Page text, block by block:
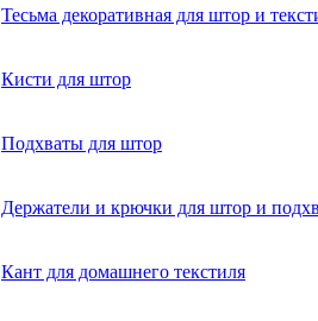
Тесьма декоративная для штор и
Кисти для штор
Подхваты для штор
Держатели и крючки для штор и
Кант для домашнего текстиля